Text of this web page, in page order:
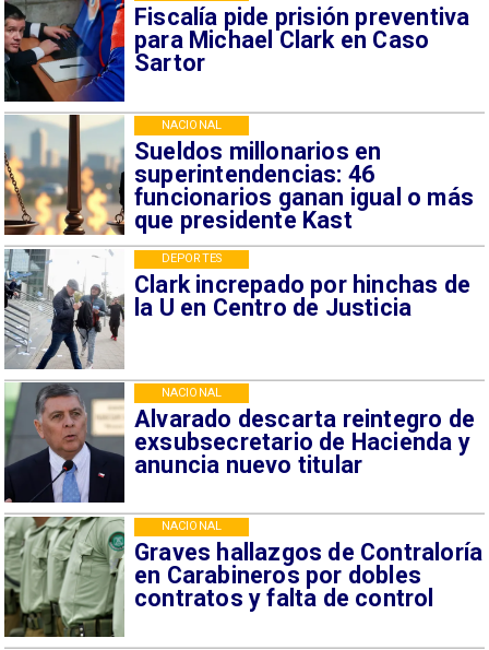
Fiscalía pide prisión preventiva
para Michael Clark en Caso
Sartor
Sueldos millonarios en
superintendencias: 46
funcionarios ganan igual o más
que presidente Kast
NACIONAL
Clark increpado por hinchas de
la U en Centro de Justicia
DEPORTES
Alvarado descarta reintegro de
exsubsecretario de Hacienda y
anuncia nuevo titular
NACIONAL
Graves hallazgos de Contraloría
en Carabineros por dobles
contratos y falta de control
NACIONAL